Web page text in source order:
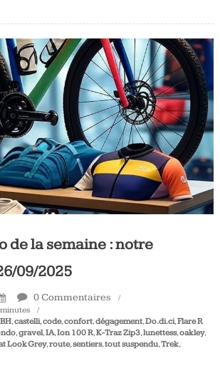
de la semaine : notre
09/2025
0 Commentaires
minutes
BH,castelli,code,confort,dégagement,Do.di.ci,Flare R
,gravel,IA,Ion 100 R,K-Traz Zip3,lunettess,oakley,
Look Grey,route,sentiers,tout suspendu,Trek,